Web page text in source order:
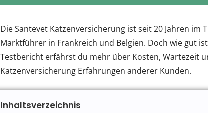
Die Santevet Katzenversicherung ist seit 20 Jahren im
Marktführer in Frankreich und Belgien. Doch wie gut
Testbericht erfährst du mehr über Kosten, Wartezeit
Katzenversicherung Erfahrungen anderer Kunden.
Inhaltsverzeichnis